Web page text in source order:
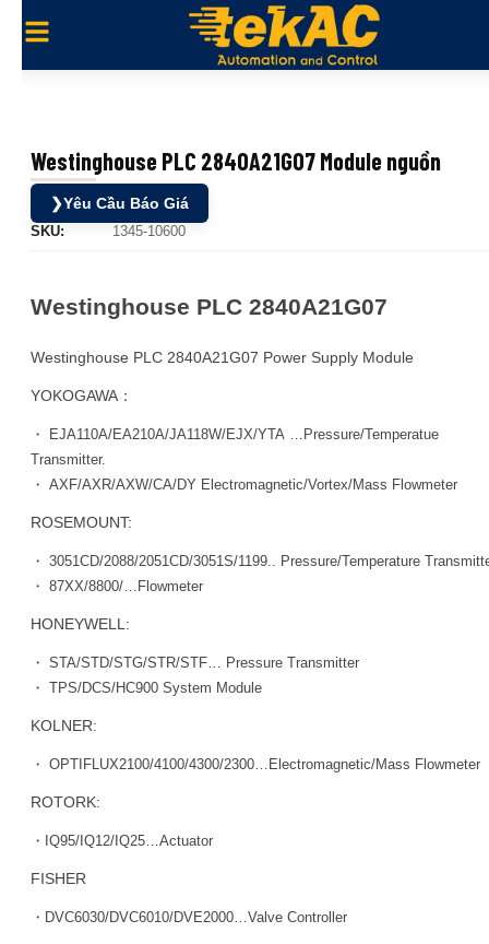
Westinghouse PLC 2840A21G07 Module nguồn
❯Yêu Cầu Báo Giá
SKU: 1345-10600
Westinghouse PLC 2840A21G07
Westinghouse PLC 2840A21G07 Power Supply Module
YOKOGAWA：
・ EJA110A/EA210A/JA118W/EJX/YTA …Pressure/Temperatue
Transmitter.
・ AXF/AXR/AXW/CA/DY Electromagnetic/Vortex/Mass Flowmeter
ROSEMOUNT:
・ 3051CD/2088/2051CD/3051S/1199.. Pressure/Temperature
・ 87XX/8800/…Flowmeter
HONEYWELL:
・ STA/STD/STG/STR/STF… Pressure Transmitter
・ TPS/DCS/HC900 System Module
KOLNER:
・ OPTIFLUX2100/4100/4300/2300…Electromagnetic/Mass Flowmeter
ROTORK:
・IQ95/IQ12/IQ25…Actuator
FISHER
・DVC6030/DVC6010/DVE2000…Valve Controller